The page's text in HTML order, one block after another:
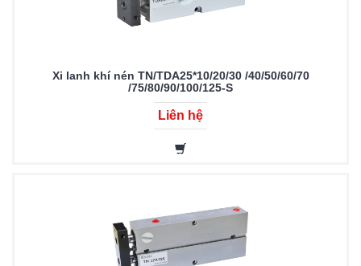
Xi lanh khí nén TN/TDA25*10/20/30 /40/50/60/70
/75/80/90/100/125-S
Liên hệ